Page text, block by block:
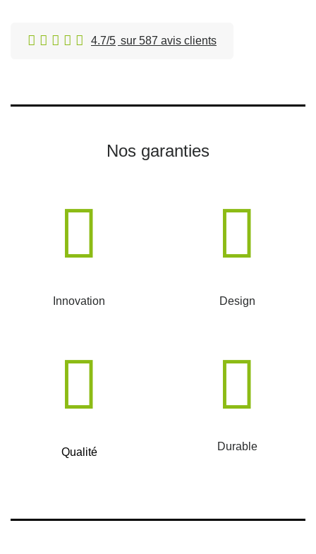
4.7/5 sur 587 avis clients
Nos garanties
Innovation Design
Qualité Durable